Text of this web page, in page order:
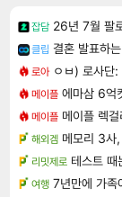
잡담 26년 7월 팔
클립 결혼 발표하
로아 ㅇㅂ) 로사단
메이플 에마삼 6억
메이플 메이플 렉
해외겜 메모리 3사
리밋제로 테스트 때
여행 7년만에 가족